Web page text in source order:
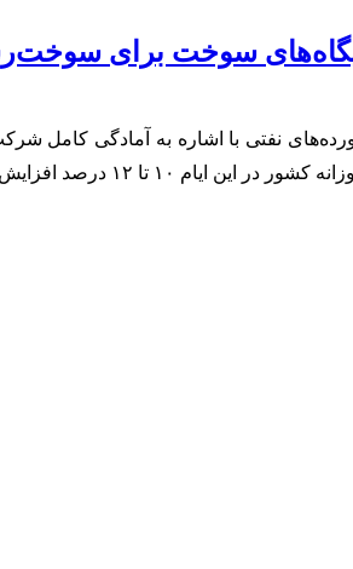
سوخت برای
نفتی با اشاره به آمادگی کامل
آقای اقتصاد، جعفر سالاری‌نسب در حاشیه آیین […]